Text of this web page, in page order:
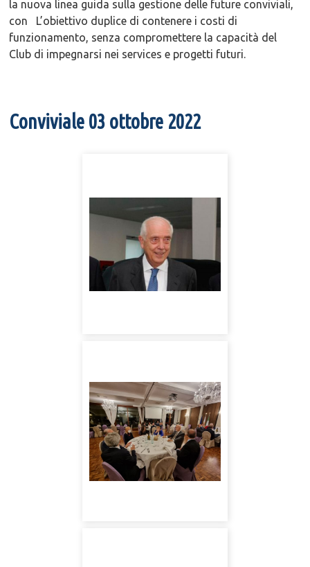
la nuova linea guida sulla gestione delle future conviviali,
con L’obiettivo duplice di contenere i costi di
funzionamento, senza compromettere la capacità del
Club di impegnarsi nei services e progetti futuri.
Conviviale 03 ottobre 2022